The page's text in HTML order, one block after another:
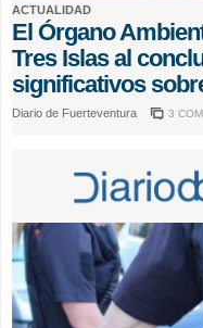
ACTUALIDAD
El Órgano
Tres Islas al
significativos
Diario de Fuerteventura 3